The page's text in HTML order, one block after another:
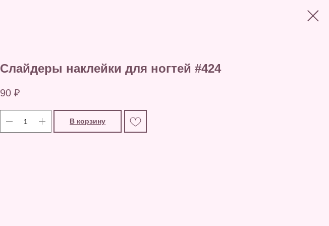
Слайдеры наклейки для ногтей #424
90 ₽
В корзину